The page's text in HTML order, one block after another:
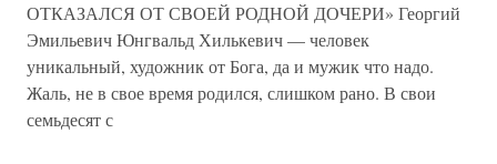
ОТКАЗАЛСЯ ОТ СВОЕЙ РОДНОЙ ДОЧЕРИ» Георгий
Эмильевич Юнгвальд Хилькевич — человек
уникальный, художник от Бога, да и мужик что надо.
Жаль, не в свое время родился, слишком рано. В свои
семьдесят с